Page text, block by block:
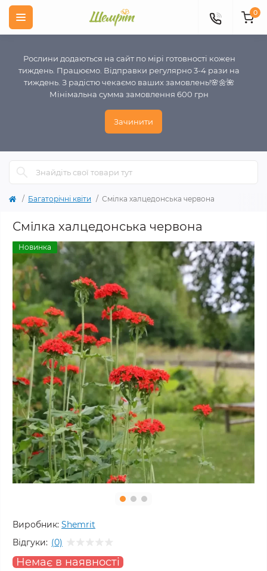
Рослини додаються на сайт по мірі готовності кожен
тиждень. Працюємо. Відправки регулярно 3-4 рази на
тиждень. З радістю чекаємо ваших замовлень!🌸🌼🌺
Мінімальна сумма замовлення 600 грн
Зачинити
0
Багаторічні квіти Смілка халцедонська червона
Смілка халцедонська червона
Новинка
Виробник: Shemrit
Відгуки: (0)
Немає в наявності